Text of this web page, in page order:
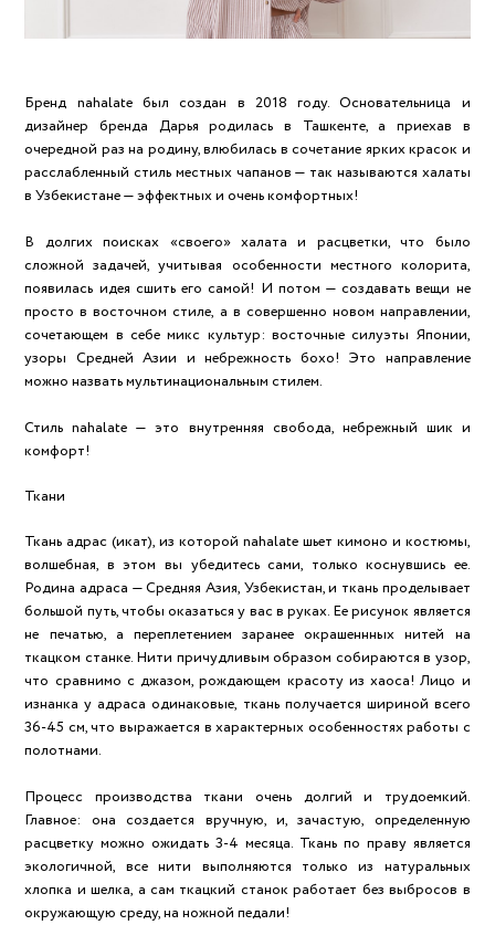
Бренд nahalate был создан в 2018 году. Основательница и
дизайнер бренда Дарья родилась в Ташкенте, а приехав в
очередной раз на родину, влюбилась в сочетание ярких красок и
расслабленный стиль местных чапанов — так называются халаты
в Узбекистане — эффектных и очень комфортных!
В долгих поисках «своего» халата и расцветки, что было
сложной задачей, учитывая особенности местного колорита,
появилась идея сшить его самой! И потом — создавать вещи не
просто в восточном стиле, а в совершенно новом направлении,
сочетающем в себе микс культур: восточные силуэты Японии,
узоры Средней Азии и небрежность бохо! Это направление
можно назвать мультинациональным стилем.
Стиль nahalate — это внутренняя свобода, небрежный шик и
комфорт!
Ткани
Ткань адрас (икат), из которой nahalate шьет кимоно и костюмы,
волшебная, в этом вы убедитесь сами, только коснувшись ее.
Родина адраса — Средняя Азия, Узбекистан, и ткань проделывает
большой путь, чтобы оказаться у вас в руках. Ее рисунок является
не печатью, а переплетением заранее окрашеннных нитей на
ткацком станке. Нити причудливым образом собираются в узор,
что сравнимо с джазом, рождающем красоту из хаоса! Лицо и
изнанка у адраса одинаковые, ткань получается шириной всего
36-45 см, что выражается в характерных особенностях работы с
полотнами.
Процесс производства ткани очень долгий и трудоемкий.
Главное: она создается вручную, и, зачастую, определенную
расцветку можно ожидать 3-4 месяца. Ткань по праву является
экологичной, все нити выполняются только из натуральных
хлопка и шелка, а сам ткацкий станок работает без выбросов в
окружающую среду, на ножной педали!